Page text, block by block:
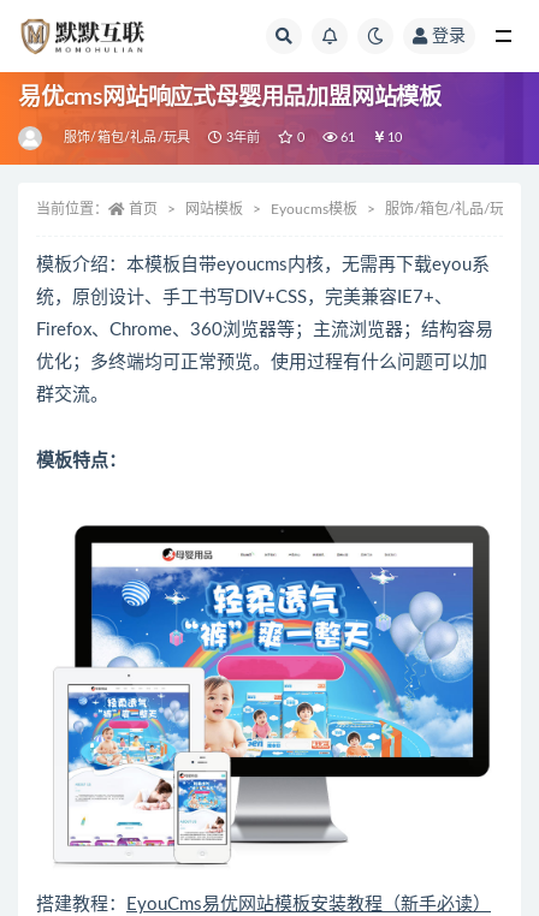
登录
易优cms网站响应式母婴用品加盟网站模板
服饰/箱包/礼品/玩具 3年前 0 61 10
当前位置： 首页 网站模板 Eyoucms模板 服饰/箱包/礼品/玩具
模板介绍：本模板自带eyoucms内核，无需再下载eyou系
统，原创设计、手工书写DIV+CSS，完美兼容IE7+、
Firefox、Chrome、360浏览器等；主流浏览器；结构容易
优化；多终端均可正常预览。使用过程有什么问题可以加
群交流。
模板特点：
搭建教程： EyouCms易优网站模板安装教程（新手必读）